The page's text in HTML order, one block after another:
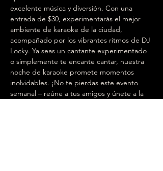
excelente música y diversión. Con una
entrada de $30, experimentarás el mejor
ambiente de karaoke de la ciudad,
acompañado por los vibrantes ritmos de DJ
Locky. Ya seas un cantante experimentado
o simplemente te encante cantar, nuestra
noche de karaoke promete momentos
inolvidables. ¡No te pierdas este evento
semanal – reúne a tus amigos y únete a la